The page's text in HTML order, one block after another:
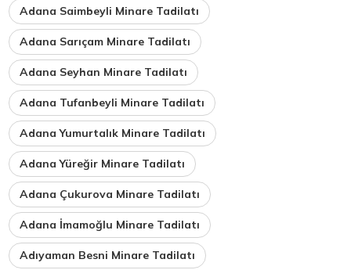
Adana Saimbeyli Minare Tadilatı
Adana Sarıçam Minare Tadilatı
Adana Seyhan Minare Tadilatı
Adana Tufanbeyli Minare Tadilatı
Adana Yumurtalık Minare Tadilatı
Adana Yüreğir Minare Tadilatı
Adana Çukurova Minare Tadilatı
Adana İmamoğlu Minare Tadilatı
Adıyaman Besni Minare Tadilatı